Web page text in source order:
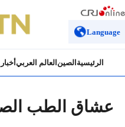
Language
الرئيسية الصين العالم العربي
عشاق الطب